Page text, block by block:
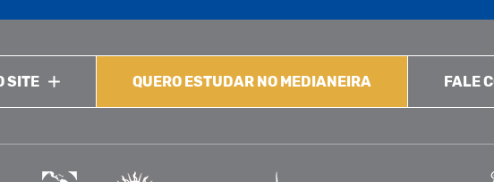
SITE QUERO ESTUDAR NO MEDIANEIRA FALE